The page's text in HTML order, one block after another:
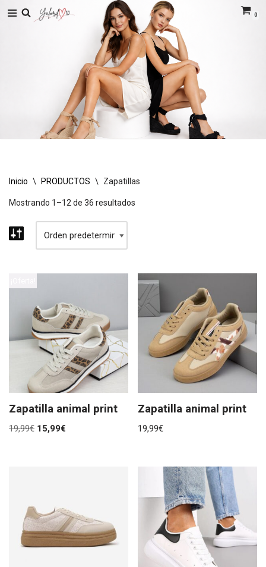
0
Inicio \ PRODUCTOS \ Zapatillas
Mostrando 1–12 de 36 resultados
Zapatilla animal print
19,99€ 15,99€
Zapatilla animal print
19,99€